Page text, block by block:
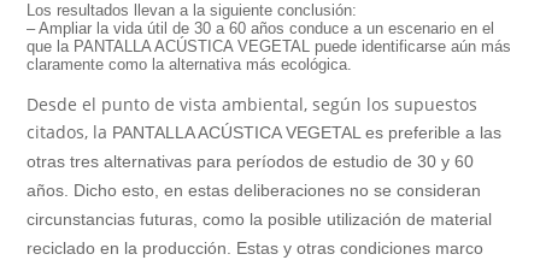
Los resultados llevan a la siguiente conclusión:
– Ampliar la vida útil de 30 a 60 años conduce a un escenario en el
que la PANTALLAACÚSTICAVEGETAL puede identificarse aún más
claramente como la alternativa más ecológica.
Desde el punto de vista ambiental, según los supuestos
citados, la PANTALLAACÚSTICAVEGETALes preferible a las
otras tres alternativas para períodos de estudio de 30 y 60
años. Dicho esto, en estas deliberaciones no se consideran
circunstancias futuras, como la posible utilización de material
reciclado en la producción. Estas y otras condiciones marco